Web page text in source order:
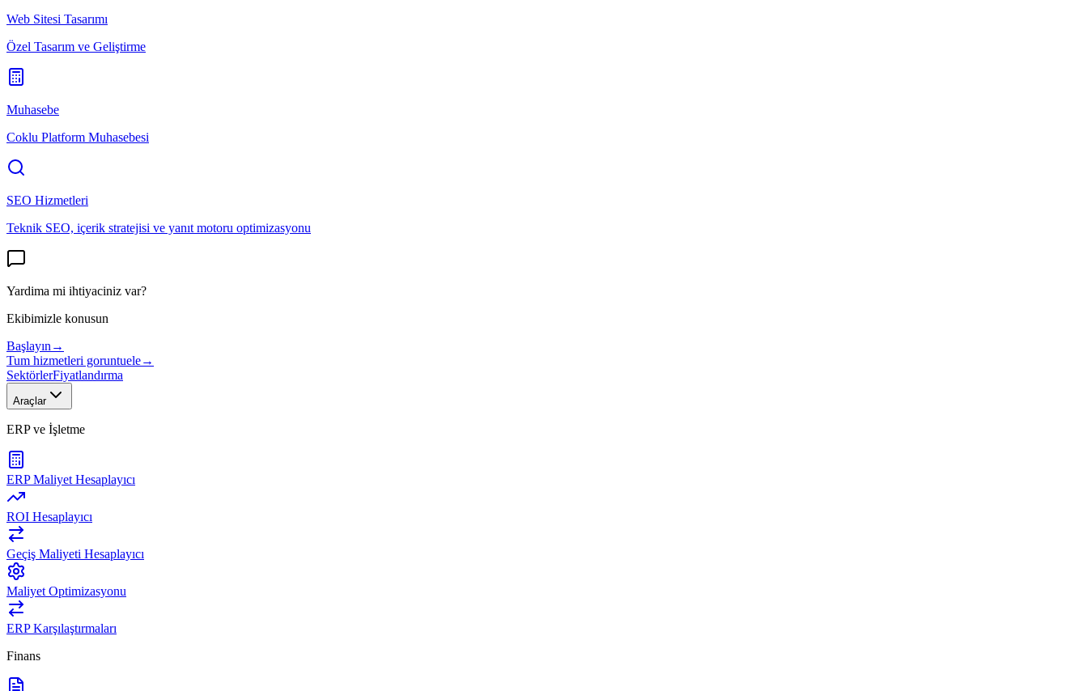
Web Sitesi Tasarımı
Özel Tasarım ve Geliştirme
Muhasebe
Coklu Platform Muhasebesi
SEO Hizmetleri
Teknik SEO, içerik stratejisi ve yanıt motoru optimizasyonu
Yardima mi ihtiyaciniz var?
Ekibimizle konusun
Başlayın →
Tum hizmetleri goruntuele→
SektörlerFiyatlandırma
Araçlar
ERP ve İşletme
ERP Maliyet Hesaplayıcı
ROI Hesaplayıcı
Geçiş Maliyeti Hesaplayıcı
Maliyet Optimizasyonu
ERP Karşılaştırmaları
Finans